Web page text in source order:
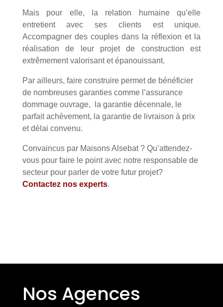
Mais pour elle, la relation humaine qu’elle
entretient avec ses clients est unique.
Accompagner des couples dans la réflexion et la
réalisation de leur projet de construction est
extrêmement valorisant et épanouissant.
Par ailleurs, faire construire permet de bénéficier
de nombreuses garanties comme l’assurance
dommage ouvrage, la garantie décennale, le
parfait achèvement, la garantie de livraison à prix
et délai convenu.
Convaincus par Maisons Alsebat ? Qu’attendez-
vous pour faire le point avec notre responsable de
secteur pour parler de votre futur projet?
Contactez nos experts.
Nos Agences